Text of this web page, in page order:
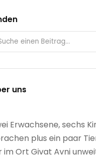
uns
Erwachsene, sechs
plus ein paar
im Ort Givat Avni